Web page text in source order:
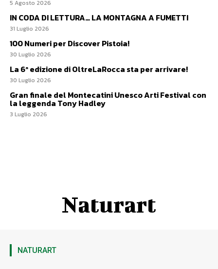
5 Agosto 2026
IN CODA DI LETTURA… LA MONTAGNA A FUMETTI
31 Luglio 2026
100 Numeri per Discover Pistoia!
30 Luglio 2026
La 6ª edizione di OltreLaRocca sta per arrivare!
30 Luglio 2026
Gran finale del Montecatini Unesco Arti Festival con
la leggenda Tony Hadley
3 Luglio 2026
Naturart
NATURART